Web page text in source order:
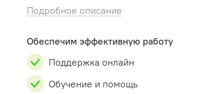
небольших шиномонтажных пунктов. Питание:
220В. Люксовая версия,...
Подробное описание
Обеспечим эффективную работу
Поддержка онлайн
Обучение и помощь